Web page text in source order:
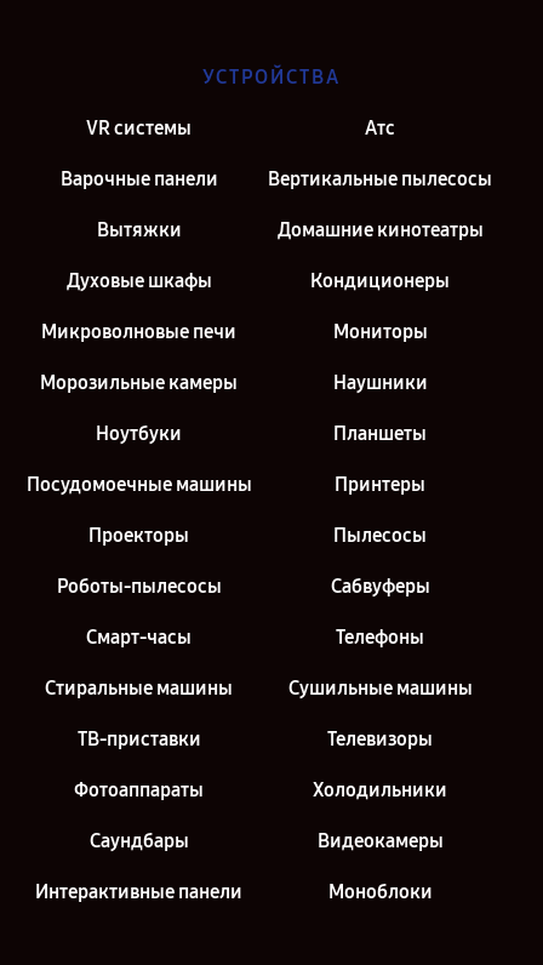
УСТРОЙСТВА
VR системы Атс
Варочные панели Вертикальные пылесосы
Вытяжки Домашние кинотеатры
Духовые шкафы Кондиционеры
Микроволновые печи Мониторы
Морозильные камеры Наушники
Ноутбуки Планшеты
Посудомоечные машины Принтеры
Проекторы Пылесосы
Роботы-пылесосы Сабвуферы
Смарт-часы Телефоны
Стиральные машины Сушильные машины
ТВ-приставки Телевизоры
Фотоаппараты Холодильники
Саундбары Видеокамеры
Интерактивные панели Моноблоки